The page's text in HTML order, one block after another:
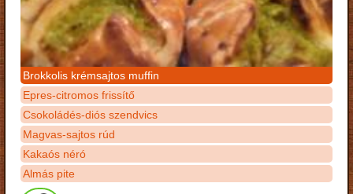
Brokkolis krémsajtos muffin
Epres-citromos frissítő
Csokoládés-diós szendvics
Magvas-sajtos rúd
Kakaós néró
Almás pite